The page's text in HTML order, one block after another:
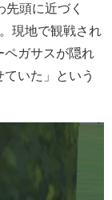
頭に近づく
現地で観戦され
ガサスが隠れ
いた」という